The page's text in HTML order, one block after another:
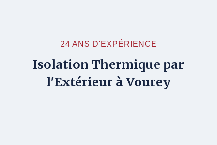
24 ANS D'EXPÉRIENCE
Isolation Thermique par
l'Extérieur à Vourey